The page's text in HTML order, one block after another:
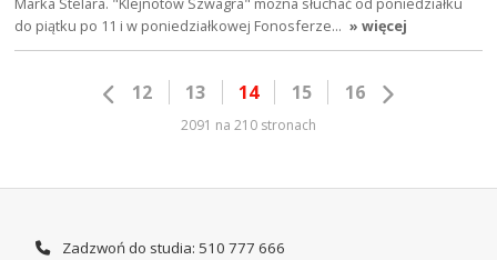
do piątku po 11 i w poniedziałkowej Fonosferze… » więcej
12 13 14 15 16
2091 na 210 stronach
Zadzwoń do studia: 510 777 666